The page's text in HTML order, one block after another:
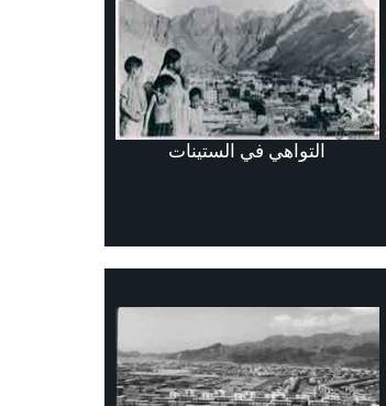
التواهي في الستينات